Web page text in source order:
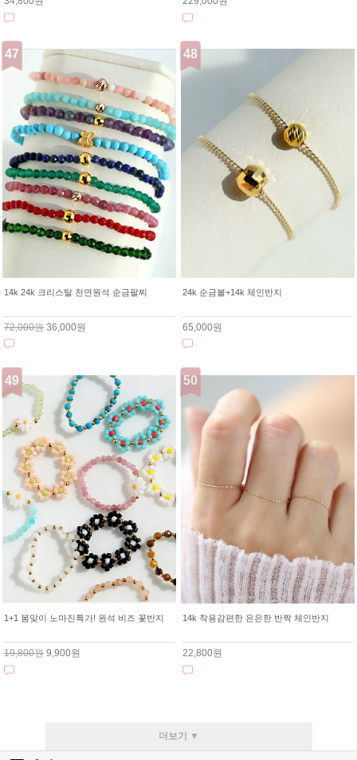
14k 24k 크리스탈 천연원석 순금팔찌
72,000원 36,000원
24k 순금볼+14k 체인반지
65,000원
1+1 봄맞이 노마진특가! 원석 비즈 꽃반지
19,800원 9,900원
14k 착용감편한 은은한 반짝 체인반지
22,800원
더보기 ▼